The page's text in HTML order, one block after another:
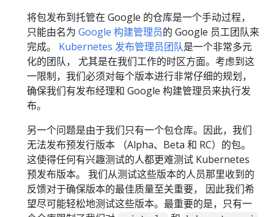
将包发布到托管在 Google 的仓库是一个手动过程，
只能由名为 Google 构建管理员的 Google 员工团队来
完成。 Kubernetes 发布管理员团队是一个非常多元
化的团队， 尤其是在我们工作的时区方面。考虑到这
一限制，我们必须对每个版本进行非常仔细的规划，
确保我们有发布经理和 Google 构建管理员来执行发
布。
另一个问题是由于我们只有一个包仓库。因此，我们
无法发布预发行版本 （Alpha、Beta 和 RC）的包。
这使得任何有兴趣测试的人都更难测试 Kubernetes
预发布版本。 我们从测试这些版本的人员那里收到的
反馈对于确保版本的最佳质量至关重要， 因此我们希
望尽可能轻松地测试这些版本。最重要的是，只有一